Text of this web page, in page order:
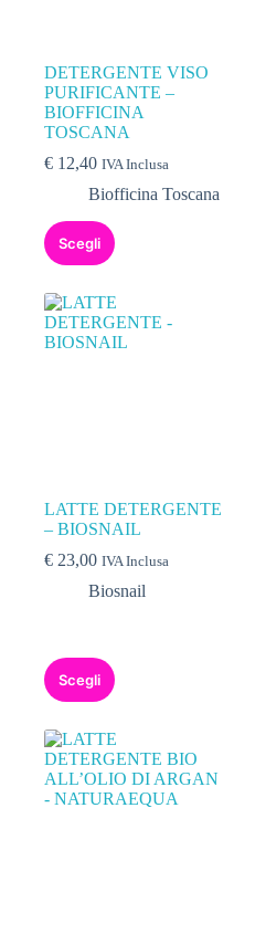
DETERGENTE VISO
PURIFICANTE –
BIOFFICINA
TOSCANA
€ 12,40 IVA Inclusa
Biofficina Toscana
Scegli
LATTE DETERGENTE
– BIOSNAIL
€ 23,00 IVA Inclusa
Biosnail
Scegli